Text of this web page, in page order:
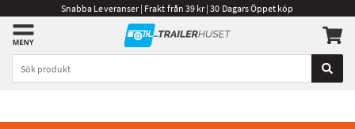
Snabba Leveranser | Frakt från 39 kr | 30 Dagars Öppet köp